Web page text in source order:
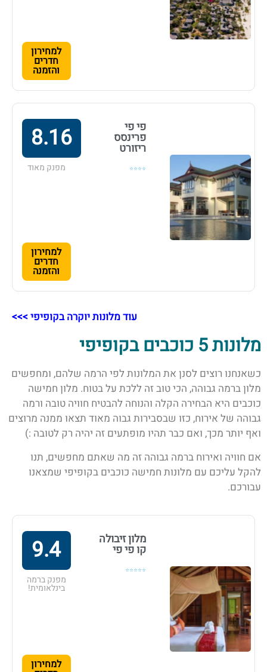
למחירון
חדרים
והזמנה
פי פי
פרינסס
ריזורט
⭐⭐⭐⭐
8.16
מפנק מאוד
למחירון
חדרים
והזמנה
עוד מלונות יוקרה בקופיפי >>>
מלונות 5 כוכבים בקופיפי
כשאנחנו רוצים לסנן את המלונות לפי הרמה שלהם, ומחפשים
מלון ברמה גבוהה, הכי טוב זה ללכת על בטוח. מלון חמישה
כוכבים היא הבחירה הקלה והנוחה להבטיח חוויה טובה ורמה
גבוהה של אירוח, כזו שבסבירות גבוה מאוד תצאו ממנה מרוצים
ואף יותר מכך, ואם כבר תהיו מופתעים זה יהיה רק לטובה :)
אם חוויה ואירוח ברמה גבוהה זה מה שאתם מחפשים, תנו
להקל עליכם עם מלונות חמישה כוכבים בקופיפי שמצאנו
עבורכם.
מלון זיבולה
קו פי פי
⭐⭐⭐⭐⭐
9.4
מפנק ברמה
בינלאומית!
למחירון